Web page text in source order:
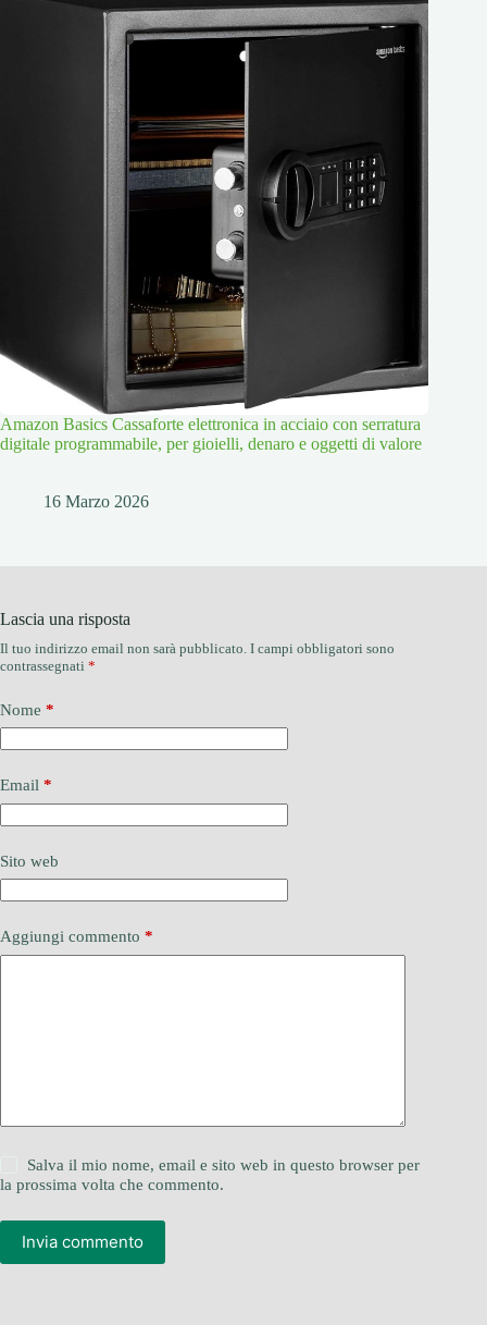
Amazon Basics Cassaforte elettronica in acciaio con serratura
digitale programmabile, per gioielli, denaro e oggetti di valore
16 Marzo 2026
Lascia una risposta
Il tuo indirizzo email non sarà pubblicato. I campi obbligatori sono
contrassegnati *
Nome *
Email *
Sito web
Aggiungi commento *
Salva il mio nome, email e sito web in questo browser per
la prossima volta che commento.
Invia commento